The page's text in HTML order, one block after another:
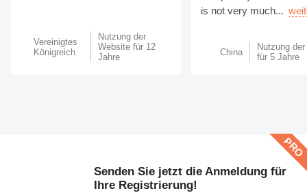
Vereinigtes
Königreich
Nutzung der
Website für 12
Jahre
is not very much...
China
Nutzung
für 5 Jahre
Senden Sie jetzt die Anmeldung für
Ihre Registrierung!